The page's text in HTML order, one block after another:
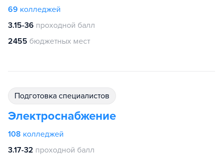
69 колледжей
3.15-36 проходной балл
2455 бюджетных мест
подготовка специалистов
Электроснабжение
108 колледжей
3.17-32 проходной балл